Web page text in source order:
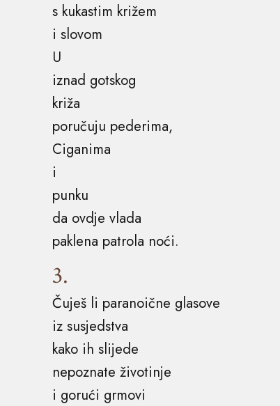
s kukastim križem
i slovom
U
iznad gotskog
križa
poručuju pederima,
Ciganima
i
punku
da ovdje vlada
paklena patrola noći.
3.
Čuješ li paranoične glasove
iz susjedstva
kako ih slijede
nepoznate životinje
i gorući grmovi